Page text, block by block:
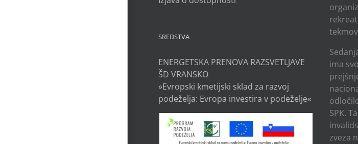
SREDSTVA
ENERGETSKA PRENOVA RAZSVETLJAVE
ŠD VRANSKO
»Evropski kmetijski sklad za razvoj
podeželja: Evropa investira v podeželje«
ima
SPK.
zveza